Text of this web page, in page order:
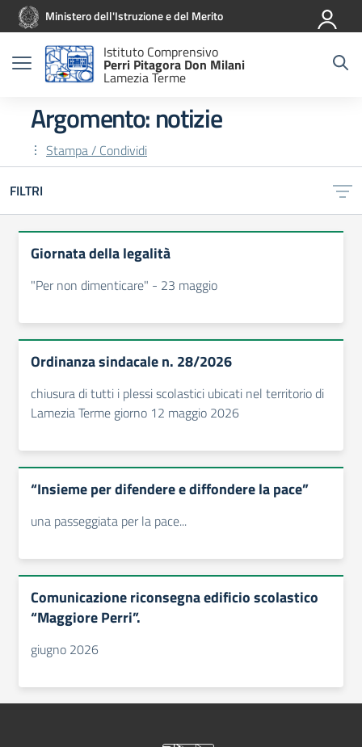
Vai ai contenuti
Vai al menu di navigazione
Vai al footerMinistero dell'Istruzione e del Merito
Istituto Comprensivo
Perri Pitagora Don Milani
Lamezia Terme
Argomento: notizie
Stampa / Condividi
FILTRI
Giornata della legalità
"Per non dimenticare" - 23 maggio
Ordinanza sindacale n. 28/2026
chiusura di tutti i plessi scolastici ubicati nel territorio di
Lamezia Terme giorno 12 maggio 2026
“Insieme per difendere e diffondere la pace”
una passeggiata per la pace...
Comunicazione riconsegna edificio scolastico
“Maggiore Perri”.
giugno 2026